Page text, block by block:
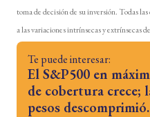
toma de decisión de su inversión. Todas
a las variaciones intrínsecas y extrínsecas
Te puede interesar:
El S&P500 en
de cobertura crece;
pesos descomprimió.